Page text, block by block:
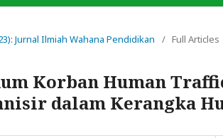
Jurnal Ilmiah Wahana Pendidikan / Full Articles
Korban Human
dalam Kerangka